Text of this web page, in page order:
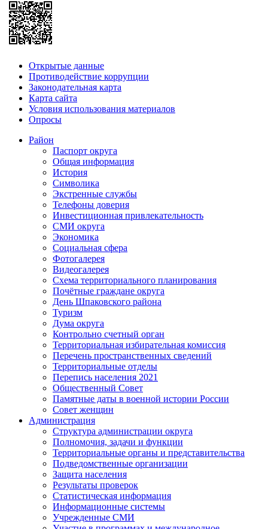
Открытые данные
Противодействие коррупции
Законодательная карта
Карта сайта
Условия использования материалов
Опросы
Район
Паспорт округа
Общая информация
История
Символика
Экстренные службы
Телефоны доверия
Инвестиционная привлекательность
СМИ округа
Экономика
Социальная сфера
Фотогалерея
Видеогалерея
Схема территориального планирования
Почётные граждане округа
День Шпаковского района
Туризм
Дума округа
Контрольно счетный орган
Территориальная избирательная комиссия
Перечень пространственных сведений
Территориальные отделы
Перепись населения 2021
Общественный Совет
Памятные даты в военной истории России
Совет женщин
Администрация
Структура администрации округа
Полномочия, задачи и функции
Территориальные органы и представительства
Подведомственные организации
Защита населения
Результаты проверок
Статистическая информация
Информационные системы
Учрежденные СМИ